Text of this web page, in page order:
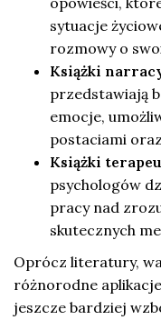
sytuacje
rozmowy o
Książki
przedstawiają
emocje,
postaciami
Książki
psychologów
pracy nad
skutecznych
Oprócz literatury,
różnorodne
jeszcze bardziej